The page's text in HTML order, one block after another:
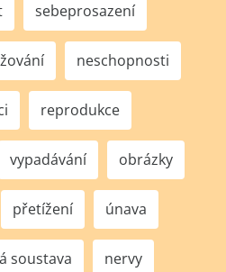
sebeprosazení
neschopnosti
reprodukce
vypadávání obrázky
přetížení únava
soustava nervy